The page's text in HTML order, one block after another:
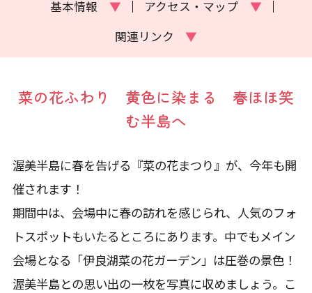
基本情報 ▼ アクセス・マップ
▼
関連リンク
▼
菜の花ふわり 黄色に染まる 春ほほ笑
む半島へ
渥美半島に春を告げる『菜の花まつり』が、今年も開
催されます！
期間中は、会場中に春の訪れを感じられ、人気のフォ
トスポットもいたるところにあります。中でもメイン
会場となる「伊良湖菜の花ガーデン」は圧巻の景色！
渥美半島との思い出の一枚を写真に収めましょう。こ